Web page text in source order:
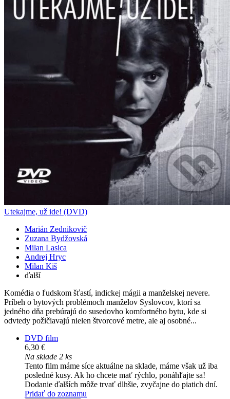
Utekajme, už ide! (DVD)
Marián Zednikovič
Zuzana Bydžovská
Milan Lasica
Andrej Hryc
Milan Kiš
ďalší
Komédia o ľudskom šťastí, indickej mágii a manželskej nevere.
Príbeh o bytových problémoch manželov Syslovcov, ktorí sa
jedného dňa prebúrajú do susedovho komfortného bytu, kde si
odvtedy požičiavajú nielen štvorcové metre, ale aj osobné...
DVD film
6,30 €
Na sklade 2 ks
Tento film máme síce aktuálne na sklade, máme však už iba
posledné kusy. Ak ho chcete mať rýchlo, ponáhľajte sa!
Dodanie ďalších môže trvať dlhšie, zvyčajne do piatich dní.
Pridať do zoznamu